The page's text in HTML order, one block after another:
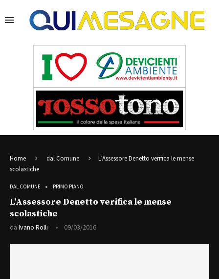
Home dal Comune
L’Assessore Denetto verifica le mense
scolastiche
DAL COMUNE PRIMO PIANO
L’Assessore Denetto verifica le mense
scolastiche
da Ivano Rolli 09/03/2016